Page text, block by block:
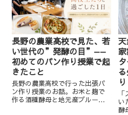
長野の農業高校で見た、若
い世代の”発酵の目”——
初めてのパン作り授業で起
きたこと
長野の農業高校で行った出張パ
ン作り授業のお話。お米と麹で
作る酒種酵母と地元産ブルーベ
り
い
酵